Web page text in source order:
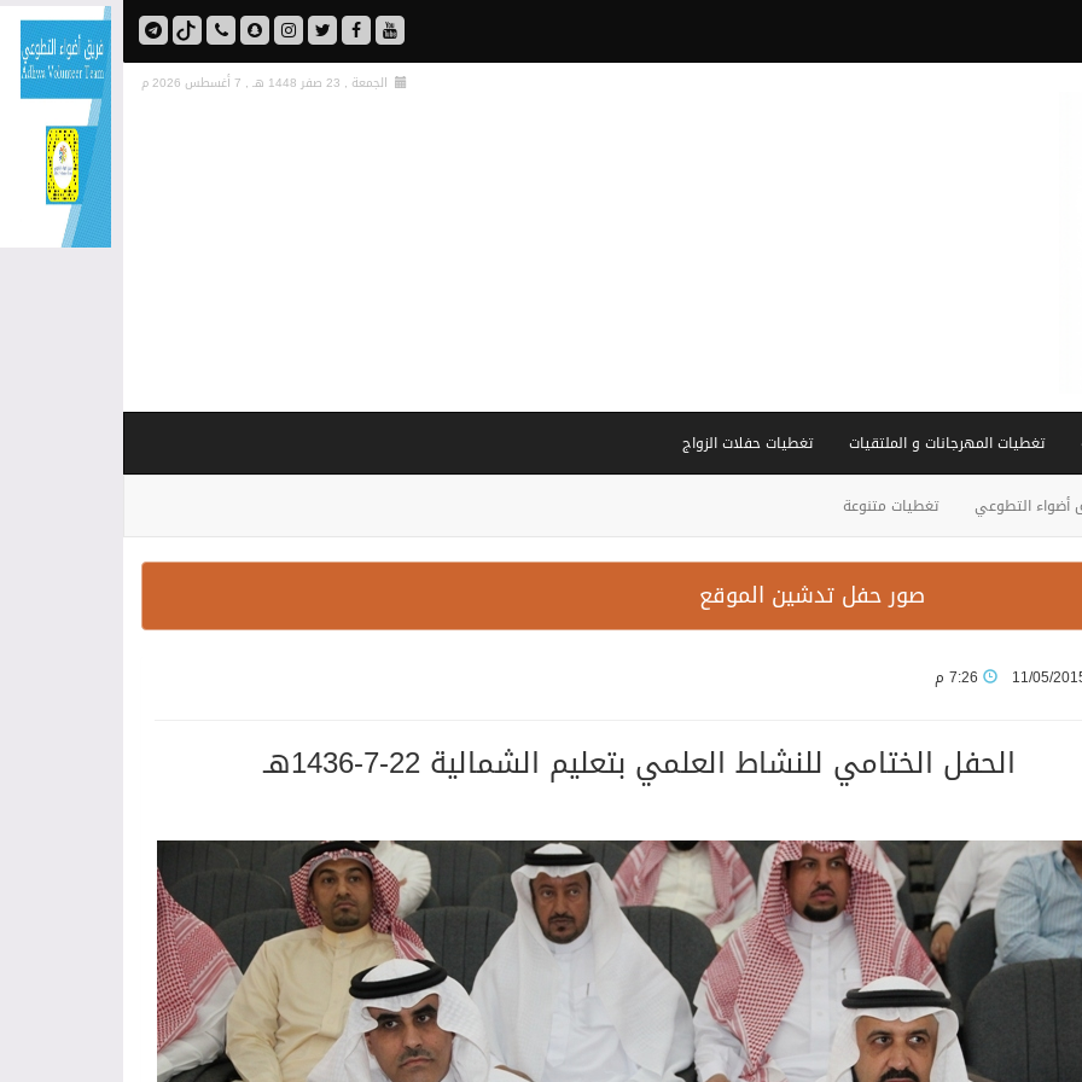
الجمعة , 23 صفر 1448 هـ , 7 أغسطس 2026 م
تغطيات المهرجانات و الملتقيات تغطيات حفلات الزواج
أضواء التطوعي تغطيات متنوعة
صور حفل تدشين الموقع
11/05/
الحفل الختامي للنشاط العلمي بتعليم الشمالية 22-7-1436هـ